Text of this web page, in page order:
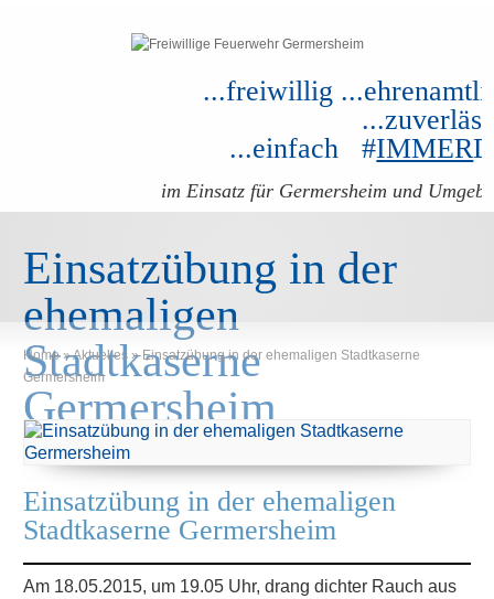
...freiwillig
...einfach #IMMER
im Einsatz für Germersheim und
Einsatzübung in der
ehemaligen
Stadtkaserne
Germersheim
Home »Aktuelles » Einsatzübung in der ehemaligen Stadtkaserne
Germersheim
Einsatzübung in der ehemaligen
Stadtkaserne Germersheim
Am 18.05.2015, um 19.05 Uhr, drang dichter Rauch aus